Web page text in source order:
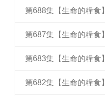
第688集【生命的糧食
第687集【生命的糧食
第683集【生命的糧食
第682集【生命的糧食